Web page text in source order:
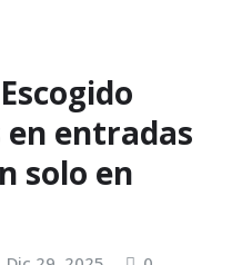
en entradas
solo en